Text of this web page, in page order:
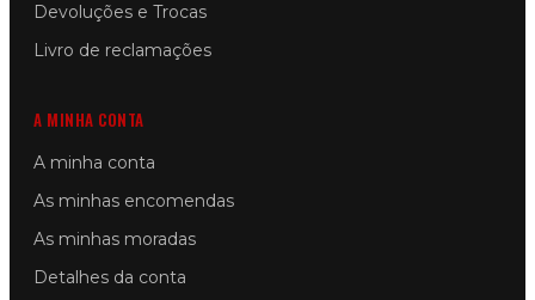
Devoluções e Trocas
Livro de reclamações
A MINHA CONTA
A minha conta
As minhas encomendas
As minhas moradas
Detalhes da conta